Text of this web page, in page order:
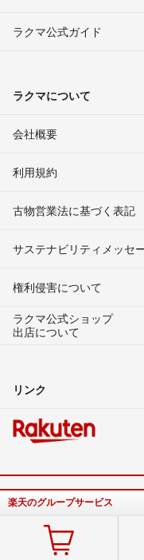
ラクマ公式ガイド
ラクマについて
会社概要
利用規約
古物営業法に基づく表記
サステナビリティメッセ
権利侵害について
ラクマ公式ショップ
出店について
リンク
楽天のグループサービス